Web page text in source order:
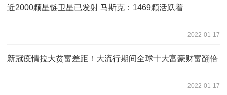
近2000颗星链卫星已发射 马斯克：1469颗活跃着
2022-01-17
新冠疫情拉大贫富差距！大流行期间全球十大富豪财富翻倍
2022-01-17